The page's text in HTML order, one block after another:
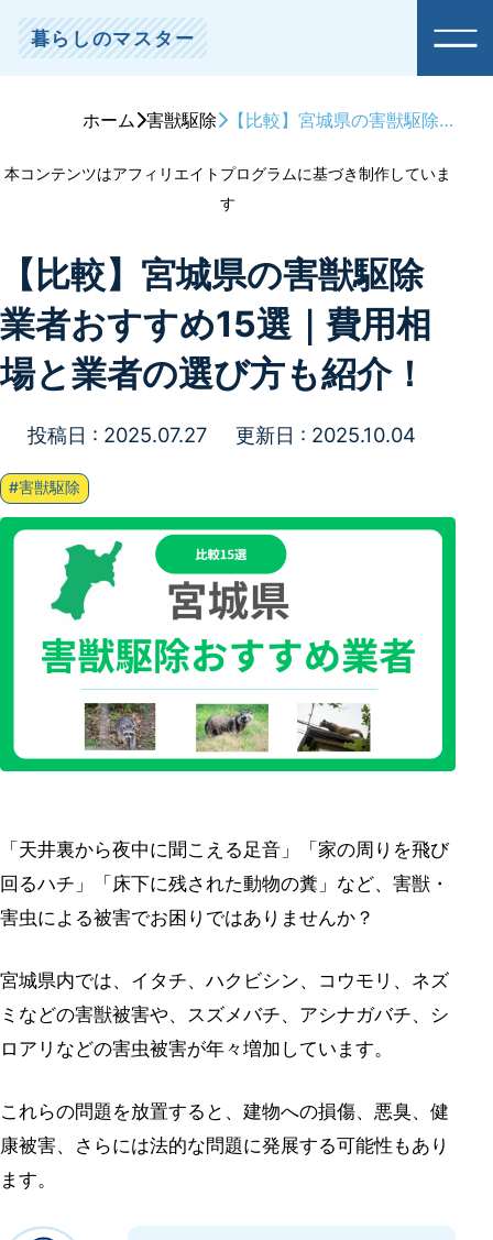
暮らしのマスター
ホーム 害獣駆除 【比較】宮城県の害獣駆除業者おすすめ15選｜費用相場と業者の選び方も紹介！
本コンテンツはアフィリエイトプログラムに基づき制作していま
す
【比較】宮城県の害獣駆除
業者おすすめ15選｜費用相
場と業者の選び方も紹介！
投稿日 : 2025.07.27 更新日 : 2025.10.04
#害獣駆除
「天井裏から夜中に聞こえる足音」「家の周りを飛び
回るハチ」「床下に残された動物の糞」など、害獣・
害虫による被害でお困りではありませんか？
宮城県内では、イタチ、ハクビシン、コウモリ、ネズ
ミなどの害獣被害や、スズメバチ、アシナガバチ、シ
ロアリなどの害虫被害が年々増加しています。
これらの問題を放置すると、建物への損傷、悪臭、健
康被害、さらには法的な問題に発展する可能性もあり
ます。